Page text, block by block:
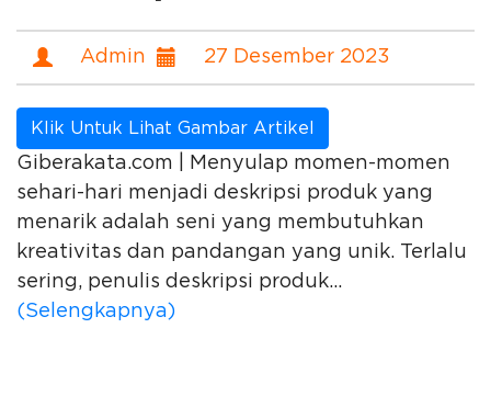
Admin 27 Desember 2023
Klik Untuk Lihat Gambar Artikel
Giberakata.com | Menyulap momen-momen
sehari-hari menjadi deskripsi produk yang
menarik adalah seni yang membutuhkan
kreativitas dan pandangan yang unik. Terlalu
sering, penulis deskripsi produk...
(Selengkapnya)